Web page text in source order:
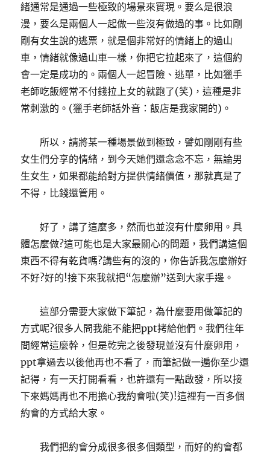
緒通常是通過一些極致的場景來實現。要么是很浪
漫，要么是兩個人一起做一些沒有做過的事。比如剛
剛有女生說的逃票，就是個非常好的情緒上的過山
車，情緒就像過山車一樣，你把它拉起來了，這個約
會一定是成功的。兩個人一起冒險、逃單，比如獵手
老師吃飯經常不付錢拉上女的就跑了(笑)，這種是非
常刺激的。(獵手老師話外音：飯店是我家開的)。
所以，請將某一種場景做到極致，譬如剛剛有些
女生們分享的情緒，到今天她們還念念不忘，無論男
生女生，如果都能給對方提供情緒價值，那就真是了
不得，比錢還管用。
好了，講了這麼多，然而也並沒有什麼卵用。具
體怎麼做?這可能也是大家最關心的問題，我們講這個
東西不得有乾貨嗎?講些有的沒的，你告訴我怎麼辦好
不好?好的!接下來我就把“怎麼辦”送到大家手邊。
這部分需要大家做下筆記，為什麼要用做筆記的
方式呢?很多人問我能不能把ppt拷給他們。我們往年
間經常這麼幹，但是乾完之後發現並沒有什麼卵用，
ppt拿過去以後他再也不看了，而筆記做一遍你至少還
記得，有一天打開看看，也許還有一點啟發，所以接
下來媽媽再也不用擔心我約會啦(笑)!這裡有一百多個
約會的方式給大家。
我們把約會分成很多很多個類型，而好的約會都